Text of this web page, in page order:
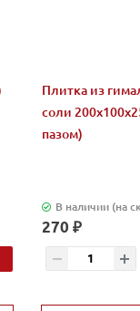
Плитка из
соли
пазом)
В наличии (на
270 ₽